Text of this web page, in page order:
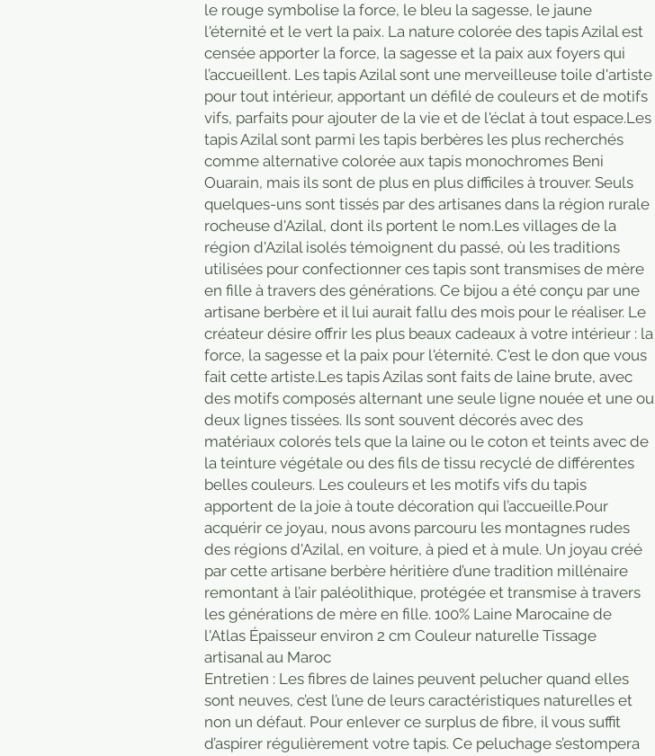
le rouge symbolise la force, le bleu la sagesse, le jaune
l'éternité et le vert la paix. La nature colorée des tapis Azilal est
censée apporter la force, la sagesse et la paix aux foyers qui
l’accueillent. Les tapis Azilal sont une merveilleuse toile d'artiste
pour tout intérieur, apportant un défilé de couleurs et de motifs
vifs, parfaits pour ajouter de la vie et de l'éclat à tout espace.Les
tapis Azilal sont parmi les tapis berbères les plus recherchés
comme alternative colorée aux tapis monochromes Beni
Ouarain, mais ils sont de plus en plus difficiles à trouver. Seuls
quelques-uns sont tissés par des artisanes dans la région rurale
rocheuse d'Azilal, dont ils portent le nom.Les villages de la
région d'Azilal isolés témoignent du passé, où les traditions
utilisées pour confectionner ces tapis sont transmises de mère
en fille à travers des générations. Ce bijou a été conçu par une
artisane berbère et il lui aurait fallu des mois pour le réaliser. Le
créateur désire offrir les plus beaux cadeaux à votre intérieur : la
force, la sagesse et la paix pour l'éternité. C'est le don que vous
fait cette artiste.Les tapis Azilas sont faits de laine brute, avec
des motifs composés alternant une seule ligne nouée et une ou
deux lignes tissées. Ils sont souvent décorés avec des
matériaux colorés tels que la laine ou le coton et teints avec de
la teinture végétale ou des fils de tissu recyclé de différentes
belles couleurs. Les couleurs et les motifs vifs du tapis
apportent de la joie à toute décoration qui l’accueille.Pour
acquérir ce joyau, nous avons parcouru les montagnes rudes
des régions d'Azilal, en voiture, à pied et à mule. Un joyau créé
par cette artisane berbère héritière d’une tradition millénaire
remontant à l’air paléolithique, protégée et transmise à travers
les générations de mère en fille. 100% Laine Marocaine de
l'Atlas Épaisseur environ 2 cm Couleur naturelle Tissage
artisanal au Maroc
Entretien : Les fibres de laines peuvent pelucher quand elles
sont neuves, c’est l’une de leurs caractéristiques naturelles et
non un défaut. Pour enlever ce surplus de fibre, il vous suffit
d’aspirer régulièrement votre tapis. Ce peluchage s’estompera